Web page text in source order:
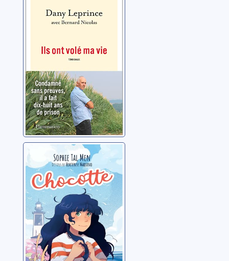
vie: condamné
sans preuves, il a
de prison
Chocotte
Tal Men, Sophie